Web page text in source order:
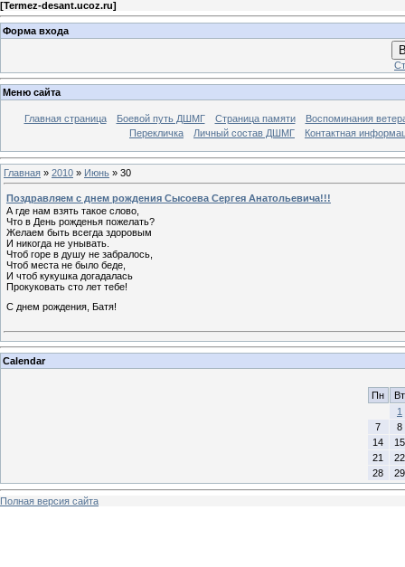
[Termez-desant.ucoz.ru]
Форма входа
Меню сайта
Главная страница Боевой путь ДШМГ Страница памяти
Воспоминания
Перекличка
Личный состав ДШМГ Контактная
Главная » 2010 » Июнь » 30
Поздравляем с днем рождения Сысоева Сергея Анатольевича!!!
А где нам взять такое слово,
Что в День рожденья пожелать?
Желаем быть всегда здоровым
И никогда не унывать.
Чтоб горе в душу не забралось,
Чтоб места не было беде,
И чтоб кукушка догадалась
Прокуковать сто лет тебе!
С днем рождения, Батя!
Calendar
Пн
Вт
1
7
8
14
15
21
22
28
29
Полная версия сайта